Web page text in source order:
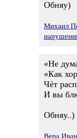
Обняу)
Михаил
«Не
«Как
Чёт
И вы
Обняу..)
Вера